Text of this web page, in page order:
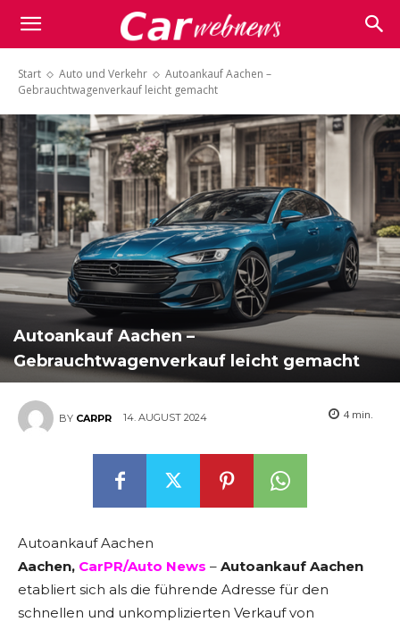
Carwebnews.com
Start Auto und Verkehr
Autoankauf Aachen –
Gebrauchtwagenverkauf leicht gemacht
Autoankauf Aachen –
Gebrauchtwagenverkauf leicht gemacht
BY CARPR 14. AUGUST 2024 4 min.
Autoankauf Aachen
Aachen, CarPR/Auto News – Autoankauf Aachen
etabliert sich als die führende Adresse für den
schnellen und unkomplizierten Verkauf von